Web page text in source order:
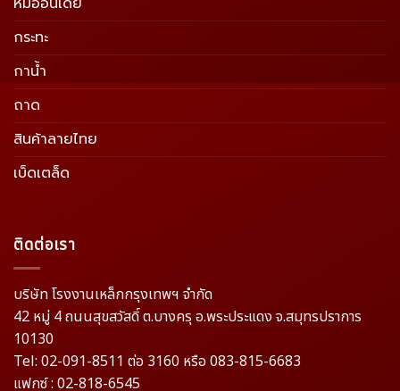
กระทะ
กาน้ำ
ถาด
สินค้าลายไทย
เบ็ดเตล็ด
ติดต่อเรา
บริษัท โรงงานเหล็กกรุงเทพฯ จำกัด
42 หมู่ 4 ถนนสุขสวัสดิ์ ต.บางครุ อ.พระประแดง จ.สมุทรปราการ
10130
Tel: 02-091-8511 ต่อ 3160 หรือ 083-815-6683
แฟกซ์ : 02-818-6545